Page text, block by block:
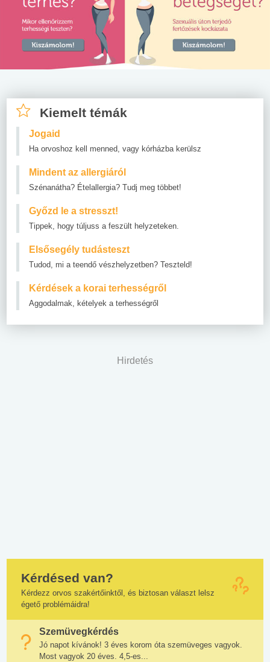
Kiemelt témák
Jogaid
Ha orvoshoz kell menned, vagy kórházba kerülsz
Mindent az allergiáról
Szénanátha? Ételallergia? Tudj meg többet!
Győzd le a stresszt!
Tippek, hogy túljuss a feszült helyzeteken.
Elsősegély tudásteszt
Tudod, mi a teendő vészhelyzetben? Teszteld!
Kérdések a korai terhességről
Aggodalmak, kételyek a terhességről
Hirdetés
Kérdésed van?
Kérdezz orvos szakértőinktől, és biztosan választ lelsz
égető problémáidra!
Szemüvegkérdés
Jó napot kívánok! 3 éves korom óta szemüveges vagyok.
Most vagyok 20 éves. 4,5-es...